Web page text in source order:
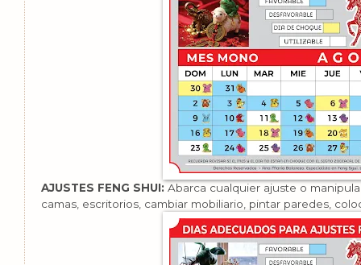
AJUSTES FENG SHUI: Abarca cualquier ajuste o
camas, escritorios, cambiar mobiliario, pintar paredes,